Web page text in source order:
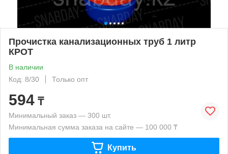
Прочистка канализационных труб 1 литр
КРОТ
В наличии
Код: 8/30
Только опт
594 ₸
Минимальный заказ — 300 шт.
Минимальная сумма заказа на сайте — 100 000 ₸
Купить